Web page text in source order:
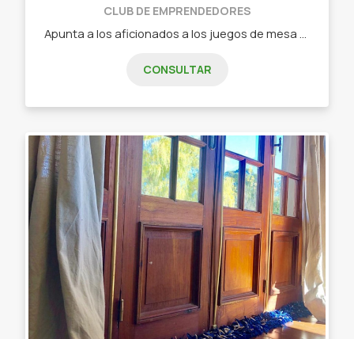
CLUB DE EMPRENDEDORES
CONSULTAR